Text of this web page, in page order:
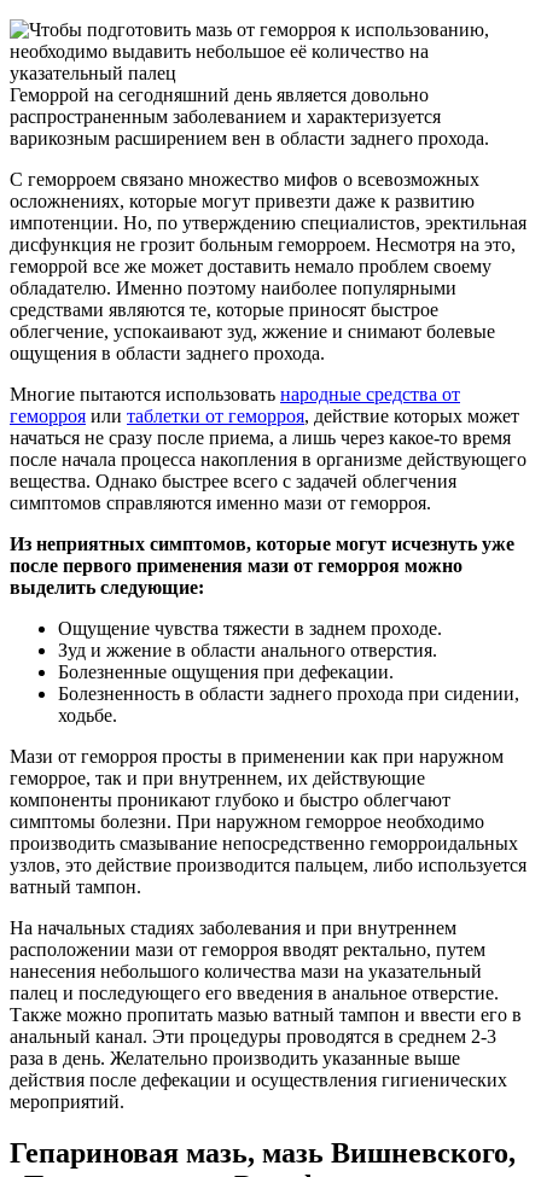
Геморрой на сегодняшний день является довольно
распространенным заболеванием и характеризуется
варикозным расширением вен в области заднего прохода.
С геморроем связано множество мифов о всевозможных
осложнениях, которые могут привезти даже к развитию
импотенции. Но, по утверждению специалистов, эректильная
дисфункция не грозит больным геморроем. Несмотря на это,
геморрой все же может доставить немало проблем своему
обладателю. Именно поэтому наиболее популярными
средствами являются те, которые приносят быстрое
облегчение, успокаивают зуд, жжение и снимают болевые
ощущения в области заднего прохода.
Многие пытаются использовать народные средства от
геморроя или таблетки от геморроя, действие которых может
начаться не сразу после приема, а лишь через какое-то время
после начала процесса накопления в организме действующего
вещества. Однако быстрее всего с задачей облегчения
симптомов справляются именно мази от геморроя.
Из неприятных симптомов, которые могут исчезнуть уже
после первого применения мази от геморроя можно
выделить следующие:
Ощущение чувства тяжести в заднем проходе.
Зуд и жжение в области анального отверстия.
Болезненные ощущения при дефекации.
Болезненность в области заднего прохода при сидении,
ходьбе.
Мази от геморроя просты в применении как при наружном
геморрое, так и при внутреннем, их действующие
компоненты проникают глубоко и быстро облегчают
симптомы болезни. При наружном геморрое необходимо
производить смазывание непосредственно геморроидальных
узлов, это действие производится пальцем, либо используется
ватный тампон.
На начальных стадиях заболевания и при внутреннем
расположении мази от геморроя вводят ректально, путем
нанесения небольшого количества мази на указательный
палец и последующего его введения в анальное отверстие.
Также можно пропитать мазью ватный тампон и ввести его в
анальный канал. Эти процедуры проводятся в среднем 2-3
раза в день. Желательно производить указанные выше
действия после дефекации и осуществления гигиенических
мероприятий.
Гепариновая мазь, мазь Вишневского,